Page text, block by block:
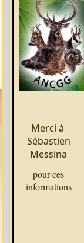
Merci à
Sébastien
Messina
pour ces
informations